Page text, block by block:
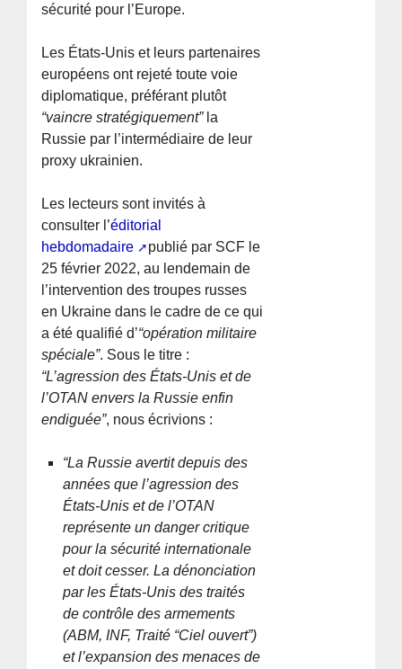
sécurité pour l’Europe.
Les États-Unis et leurs partenaires
européens ont rejeté toute voie
diplomatique, préférant plutôt
“vaincre stratégiquement”la
Russie par l’intermédiaire de leur
proxy ukrainien.
Les lecteurs sont invités à
consulter l’éditorial
hebdomadaire
publié par SCF le
25 février 2022, au lendemain de
l’intervention des troupes russes
en Ukraine dans le cadre de ce qui
a été qualifié d’“opération militaire
spéciale”. Sous le titre :
“L’agression des États-Unis et de
l’OTAN envers la Russie enfin
endiguée”, nous écrivions :
“La Russie avertit depuis des
années que l’agression des
États-Unis et de l’OTAN
représente un danger critique
pour la sécurité internationale
et doit cesser. La dénonciation
par les États-Unis des traités
de contrôle des armements
(ABM, INF, Traité “Ciel ouvert”)
et l’expansion des menaces de